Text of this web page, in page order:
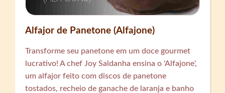
Alfajor de Panetone (Alfajone)
Transforme seu panetone em um doce gourmet
lucrativo! A chef Joy Saldanha ensina o 'Alfajone',
um alfajor feito com discos de panetone
tostados, recheio de ganache de laranja e banho